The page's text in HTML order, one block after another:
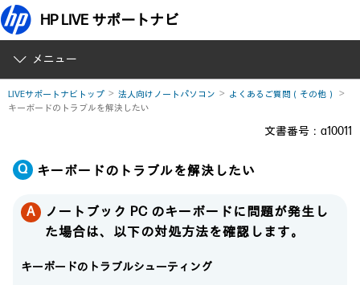
HP LIVE サポートナビ
メニュー
LIVEサポートナビトップ 法人向けノートパソコン
よくあるご質問（その他）
キーボードのトラブルを解決したい
文書番号：a10011
キーボードのトラブルを解決したい
ノートブック PC のキーボードに問題が発生し
た場合は、以下の対処方法を確認します。
キーボードのトラブルシューティング